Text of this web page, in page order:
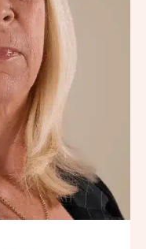
geliefde
vanwege zijn
bungalow woon je
Castellum
In de zomer
en in de winter